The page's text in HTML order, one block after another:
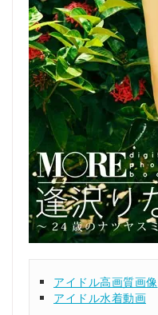
アイドル高画質画像
アイドル水着動画